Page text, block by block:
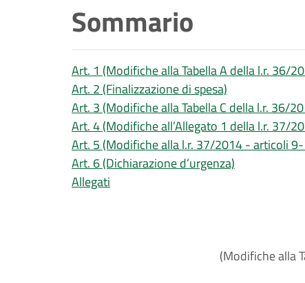
Sommario
Art. 1 (Modifiche alla Tabella A della l.r. 36/
Art. 2 (Finalizzazione di spesa)
Art. 3 (Modifiche alla Tabella C della l.r. 36/
Art. 4 (Modifiche all’Allegato 1 della l.r. 37/
Art. 5 (Modifiche alla l.r. 37/2014 - articoli
Art. 6 (Dichiarazione d’urgenza)
Allegati
(Modifiche alla